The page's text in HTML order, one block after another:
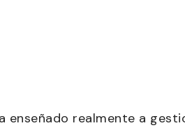
enseñado realmente a